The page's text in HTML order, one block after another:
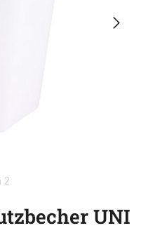
2
UNI